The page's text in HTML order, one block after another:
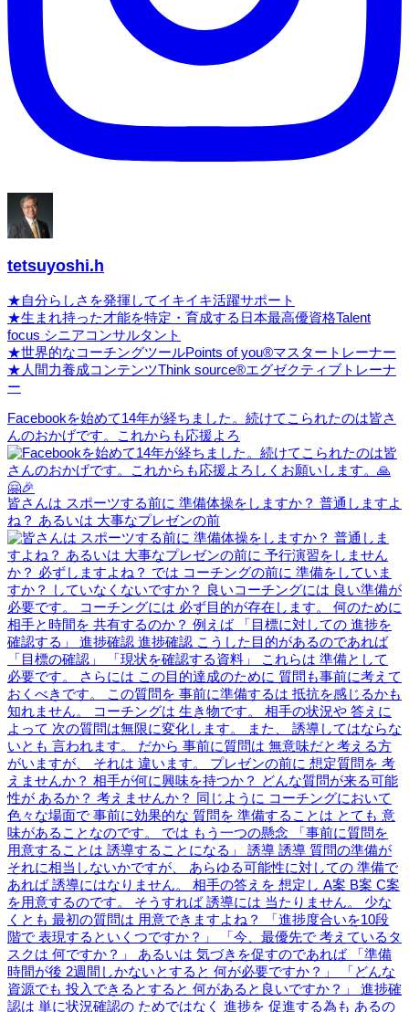
tetsuyoshi.h
★自分らしさを発揮してイキイキ活躍サポート
★生まれ持った才能を特定・育成する日本最高優資格Talent
focus シニアコンサルタント
★世界的なコーチングツールPoints of you®マスタートレーナー
★人間力養成コンテンツThink source®エグゼクティブトレーナ
ー
Facebookを始めて14年が経ちました。続けてこられたのは皆さ
んのおかげです。これからも応援よろ
皆さんは スポーツする前に 準備体操をしますか？ 普通しますよ
ね？ あるいは 大事なプレゼンの前